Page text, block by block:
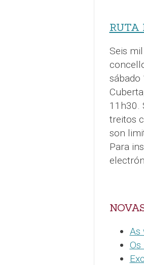
RUTA
Seis
sábado
11h30.
treitos
son
Para
As
Os